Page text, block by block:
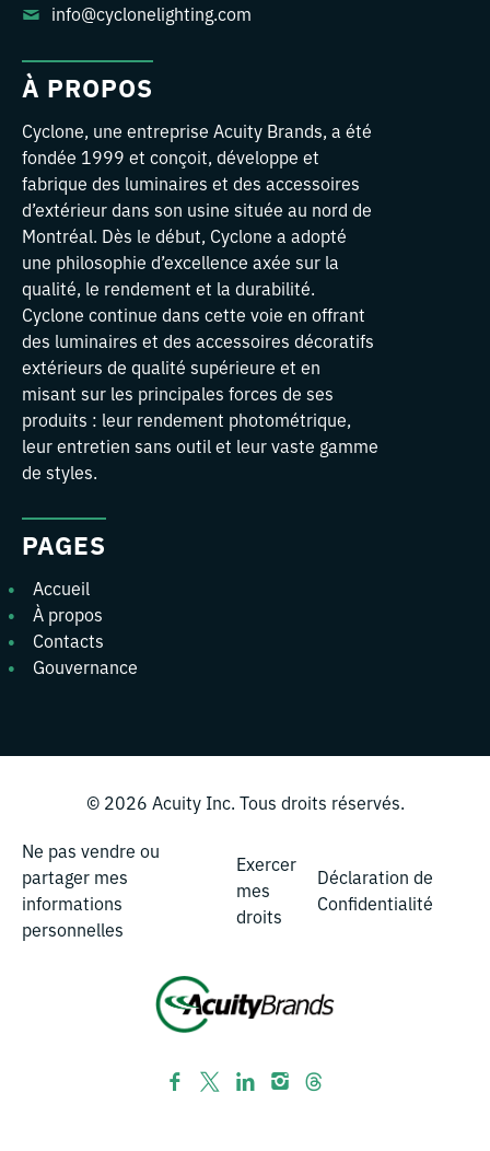
info@cyclonelighting.com
À PROPOS
Cyclone, une entreprise Acuity Brands, a été
fondée 1999 et conçoit, développe et
fabrique des luminaires et des accessoires
d’extérieur dans son usine située au nord de
Montréal. Dès le début, Cyclone a adopté
une philosophie d’excellence axée sur la
qualité, le rendement et la durabilité.
Cyclone continue dans cette voie en offrant
des luminaires et des accessoires décoratifs
extérieurs de qualité supérieure et en
misant sur les principales forces de ses
produits : leur rendement photométrique,
leur entretien sans outil et leur vaste gamme
de styles.
PAGES
Accueil
À propos
Contacts
Gouvernance
© 2026 Acuity Inc. Tous droits réservés.
Ne pas vendre ou
partager mes
informations
personnelles
Exercer
mes
droits
Déclaration de
Confidentialité